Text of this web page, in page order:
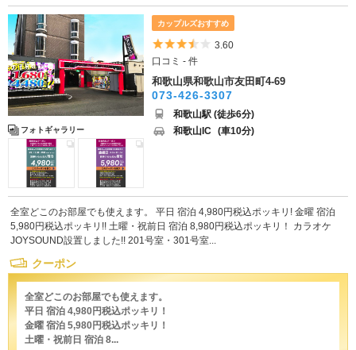
フォトギャラリー
カップルズおすすめ
5つ星のうち3.5
3.60
口コミ - 件
和歌山県和歌山市友田町4-69
073-426-3307
和歌山駅 (徒歩6分)
和歌山IC (車10分)
全室どこのお部屋でも使えます。 平日 宿泊 4,980円税込ポッキリ! 金曜 宿泊
5,980円税込ポッキリ!! 土曜・祝前日 宿泊 8,980円税込ポッキリ！ カラオケ
JOYSOUND設置しました!! 201号室・301号室...
クーポン
全室どこのお部屋でも使えます。
平日 宿泊 4,980円税込ポッキリ！
金曜 宿泊 5,980円税込ポッキリ！
土曜・祝前日 宿泊 8...